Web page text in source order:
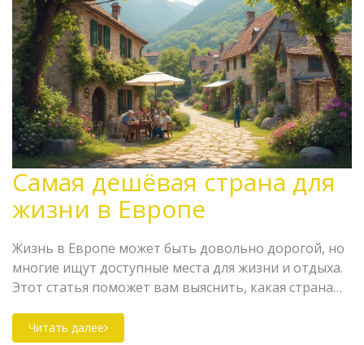
Самая дешёвая страна для
жизни в Европе
Жизнь в Европе может быть довольно дорогой, но
многие ищут доступные места для жизни и отдыха.
Этот статья поможет вам выяснить, какая страна
при этом качество жизни. Узнайте, где можно жить
Читать далее